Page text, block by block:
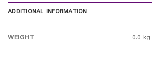
ADDITIONAL INFORMATION
WEIGHT 0.0 kg